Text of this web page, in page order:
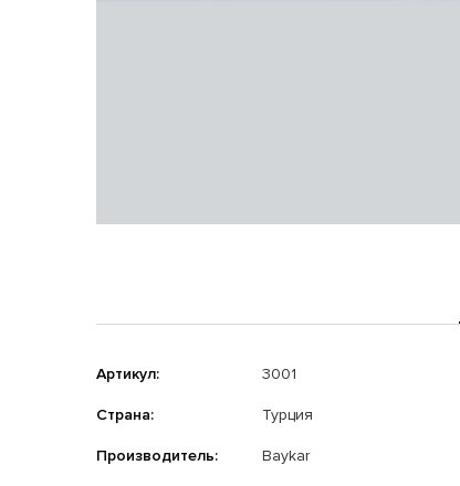
Артикул: 3001
Страна: Турция
Производитель: Baykar